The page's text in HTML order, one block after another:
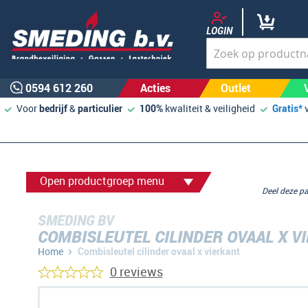
LOGIN
0594 612 260 Acties Outlet
Voorbedrijf&particulier 100% kwaliteit & veiligheid Gratis*
Open productgroep menu
SMEDING BV
COMBISLEUTEL CILINDER OVAAL X
Home Combisleutel cilinder ovaal x vierkant
Deel deze
0 reviews
Ga